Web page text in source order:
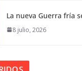
La nueva Guerra fría
8 julio, 2026